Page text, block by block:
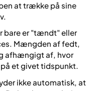
at trække på sine
bare er "tændt" eller
Mængden af fedt,
afhængigt af, hvor
et givet tidspunkt.
ikke automatisk, at